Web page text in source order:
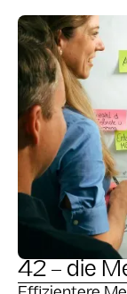
42 – die